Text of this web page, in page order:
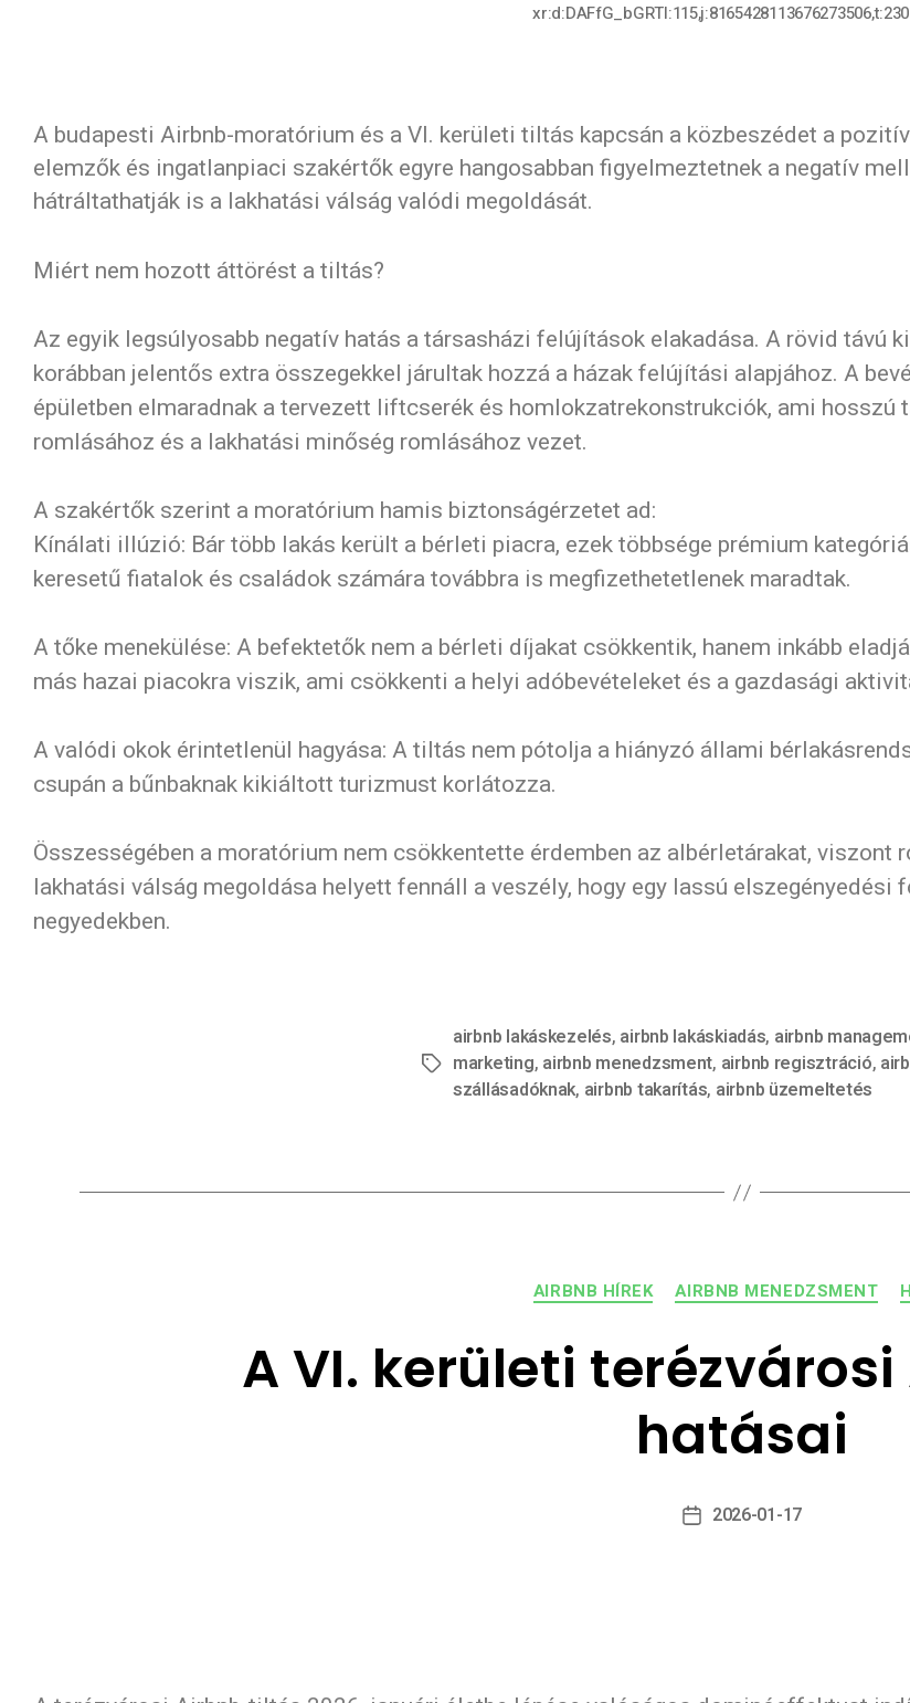
A budapesti Airbnb-moratórium és a VI. kerületi tiltás kapcsán a közbeszédet a
elemzők és ingatlanpiaci szakértők egyre hangosabban figyelmeztetnek a negatív
hátráltathatják is a lakhatási válság valódi megoldását.
Miért nem hozott áttörést a tiltás?
Az egyik legsúlyosabb negatív hatás a társasházi felújítások elakadása. A rövid távú
korábban jelentős extra összegekkel járultak hozzá a házak felújítási alapjához. A
épületben elmaradnak a tervezett liftcserék és homlokzatrekonstrukciók, ami hosszú
romlásához és a lakhatási minőség romlásához vezet.
A szakértők szerint a moratórium hamis biztonságérzetet ad:
Kínálati illúzió: Bár több lakás került a bérleti piacra, ezek többsége prémium
keresetű fiatalok és családok számára továbbra is megfizethetetlenek maradtak.
A tőke menekülése: A befektetők nem a bérleti díjakat csökkentik, hanem inkább
más hazai piacokra viszik, ami csökkenti a helyi adóbevételeket és a gazdasági
A valódi okok érintetlenül hagyása: A tiltás nem pótolja a hiányzó állami
csupán a bűnbaknak kikiáltott turizmust korlátozza.
Összességében a moratórium nem csökkentette érdemben az albérletárakat, viszont
lakhatási válság megoldása helyett fennáll a veszély, hogy egy lassú elszegényedési
negyedekben.
airbnb lakáskezelés, airbnb lakáskiadás, airbnb
marketing, airbnb menedzsment, airbnb regisztráció,
szállásadóknak, airbnb takarítás, airbnb üzemeltetés
AIRBNB HÍREK AIRBNB MENEDZSMENT
A VI. kerületi
hatásai
2026-01-17